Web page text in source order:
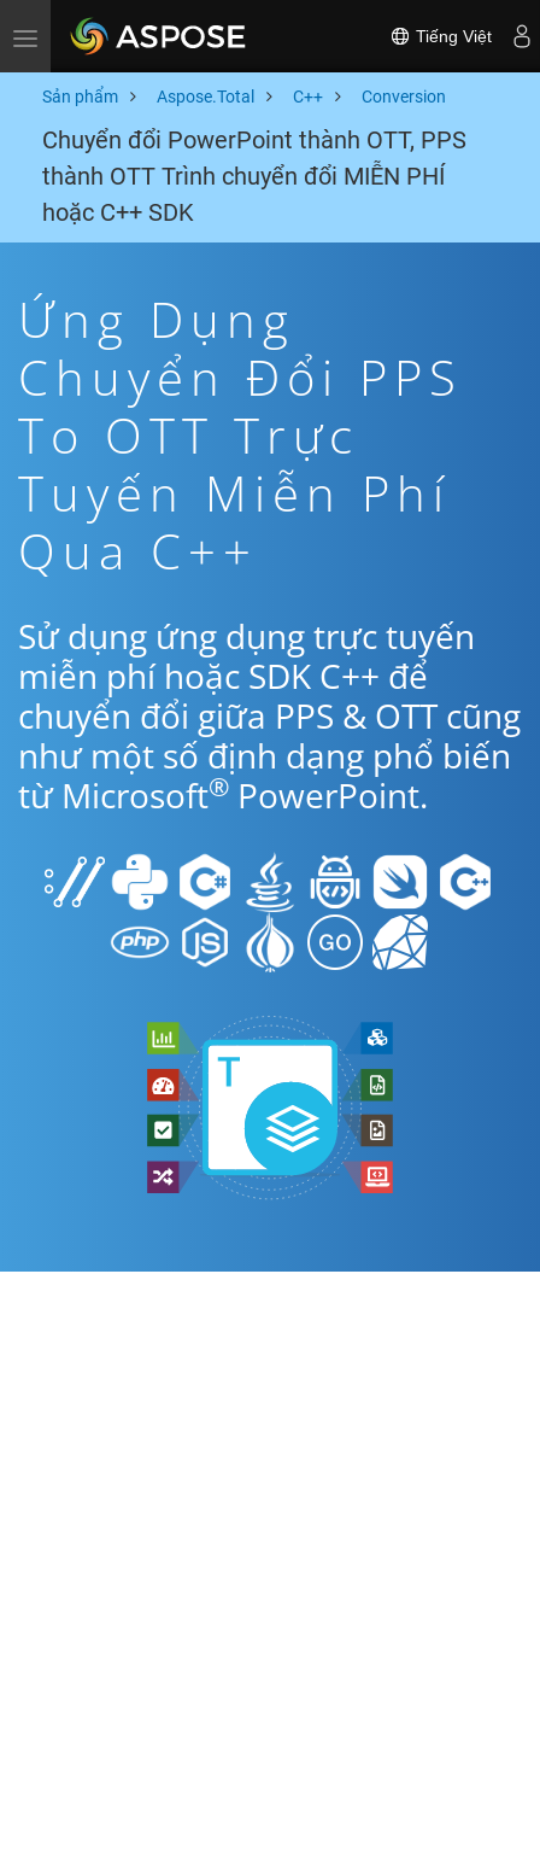
Toggle navigation Tiếng Việt
Sản phẩm Aspose.Total C++ Conversion
Chuyển đổi PowerPoint thành OTT, PPS
thành OTT Trình chuyển đổi MIỄN PHÍ
hoặc C++ SDK
Ứng Dụng
Chuyển Đổi PPS
To OTT Trực
Tuyến Miễn Phí
Qua C++
Sử dụng ứng dụng trực tuyến
miễn phí hoặc SDK C++ để
chuyển đổi giữa PPS & OTT cũng
như một số định dạng phổ biến
từ Microsoft® PowerPoint.